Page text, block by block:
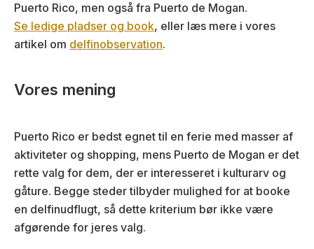
Puerto Rico, men også fra Puerto de Mogan.
Se ledige pladser og book, eller læs mere i vores
artikel om delfinobservation.
Vores mening
Puerto Rico er bedst egnet til en ferie med masser af
aktiviteter og shopping, mens Puerto de Mogan er det
rette valg for dem, der er interesseret i kulturarv og
gåture. Begge steder tilbyder mulighed for at booke
en delfinudflugt, så dette kriterium bør ikke være
afgørende for jeres valg.